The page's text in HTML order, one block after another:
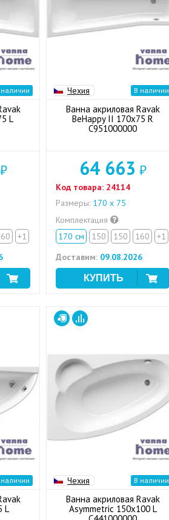
L
₽
+1
Чехия В наличии
Ванна акриловая Ravak
BeHappy II 170x75 R
C951000000
64 663 ₽
Код товара: 24114
Размеры: 170 х 75
Комплектация
170 см
150 150 160
+1
Доставим: 09.08.2026
L
Чехия В наличии
Ванна акриловая Ravak
Asymmetric 150x100 L